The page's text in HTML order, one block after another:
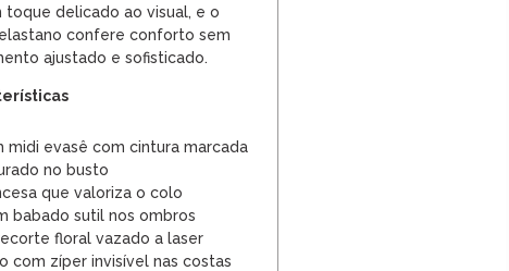
toque delicado ao visual, e o
confere conforto sem
ajustado e sofisticado.
midi evasê com cintura marcada
no busto
que valoriza o colo
babado sutil nos ombros
floral vazado a laser
com zíper invisível nas costas